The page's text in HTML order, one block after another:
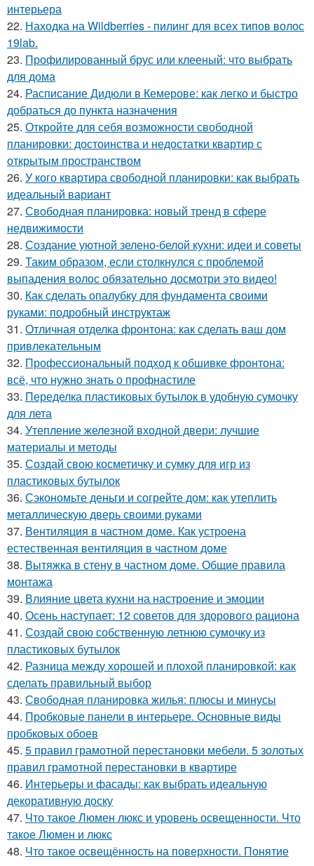
интерьера
22. Находка на Wildberries - пилинг для всех типов волос
19lab.
23. Профилированный брус или клееный: что выбрать
для дома
24. Расписание Дидюли в Кемерове: как легко и быстро
добраться до пункта назначения
25. Откройте для себя возможности свободной
планировки: достоинства и недостатки квартир с
открытым пространством
26. У кого квартира свободной планировки: как выбрать
идеальный вариант
27. Свободная планировка: новый тренд в сфере
недвижимости
28. Создание уютной зелено-белой кухни: идеи и советы
29. Таким образом, если столкнулся с проблемой
выпадения волос обязательно досмотри это видео!
30. Как сделать опалубку для фундамента своими
руками: подробный инструктаж
31. Отличная отделка фронтона: как сделать ваш дом
привлекательным
32. Профессиональный подход к обшивке фронтона:
всё, что нужно знать о профнастиле
33. Переделка пластиковых бутылок в удобную сумочку
для лета
34. Утепление железной входной двери: лучшие
материалы и методы
35. Создай свою косметичку и сумку для игр из
пластиковых бутылок
36. Сэкономьте деньги и согрейте дом: как утеплить
металлическую дверь своими руками
37. Вентиляция в частном доме. Как устроена
естественная вентиляция в частном доме
38. Вытяжка в стену в частном доме. Общие правила
монтажа
39. Влияние цвета кухни на настроение и эмоции
40. Осень наступает: 12 советов для здорового рациона
41. Создай свою собственную летнюю сумочку из
пластиковых бутылок
42. Разница между хорошей и плохой планировкой: как
сделать правильный выбор
43. Свободная планировка жилья: плюсы и минусы
44. Пробковые панели в интерьере. Основные виды
пробковых обоев
45. 5 правил грамотной перестановки мебели. 5 золотых
правил грамотной перестановки в квартире
46. Интерьеры и фасады: как выбрать идеальную
декоративную доску
47. Что такое Люмен люкс и уровень освещенности. Что
такое Люмен и люкс
48. Что такое освещённость на поверхности. Понятие